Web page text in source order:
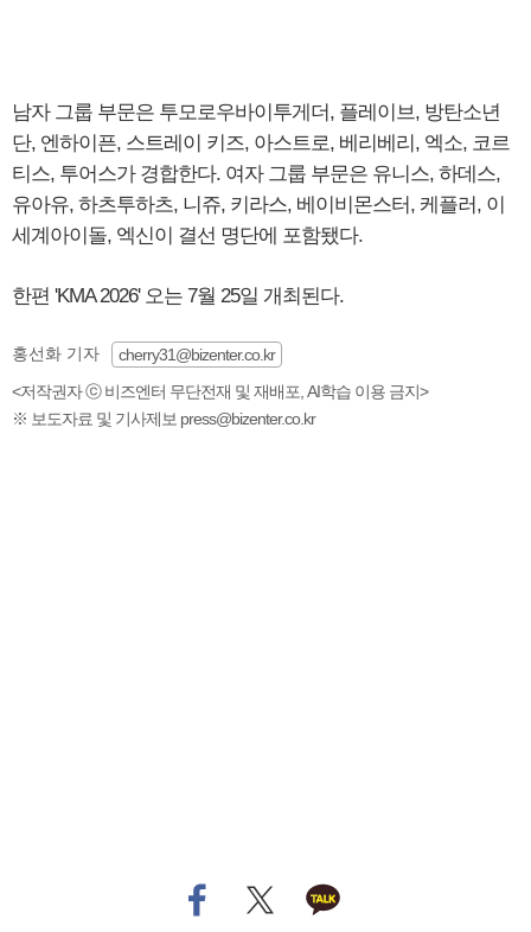
남자 그룹 부문은 투모로우바이투게더, 플레이브, 방탄소년
단, 엔하이픈, 스트레이 키즈, 아스트로, 베리베리, 엑소, 코르
티스, 투어스가 경합한다. 여자 그룹 부문은 유니스, 하데스,
유아유, 하츠투하츠, 니쥬, 키라스, 베이비몬스터, 케플러, 이
세계아이돌, 엑신이 결선 명단에 포함됐다.
한편 'KMA 2026' 오는 7월 25일 개최된다.
홍선화 기자
cherry31@bizenter.co.kr
<저작권자 ⓒ 비즈엔터 무단전재 및 재배포, AI학습 이용 금지>
※ 보도자료 및 기사제보 press@bizenter.co.kr